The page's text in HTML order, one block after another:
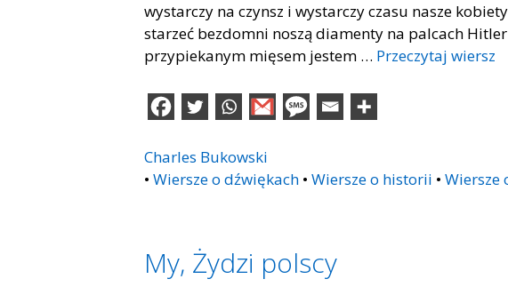
wystarczy na czynsz i wystarczy czasu nasze
starzeć bezdomni noszą diamenty na palcach
przypiekanym mięsem jestem … Przeczytaj wiersz
Charles Bukowski
• Wiersze o dźwiękach • Wiersze o historii • Wiersze
My, Żydzi polscy